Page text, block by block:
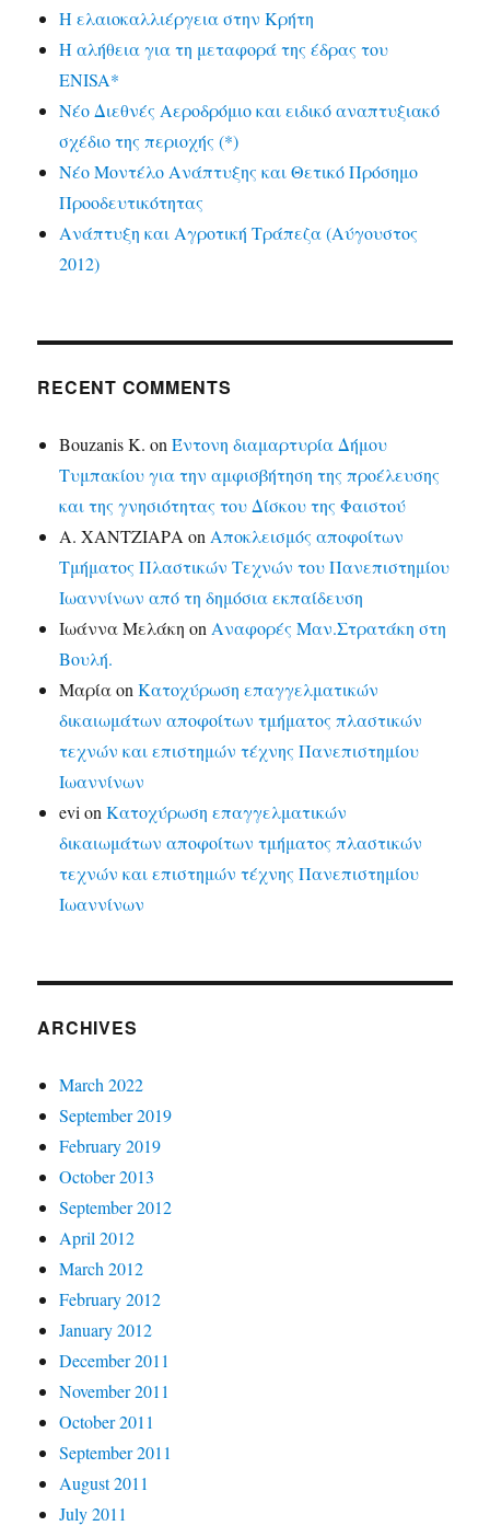
Η ελαιοκαλλιέργεια στην Κρήτη
Η αλήθεια για τη μεταφορά της έδρας του
ENISA*
Νέο Διεθνές Αεροδρόμιο και ειδικό αναπτυξιακό
σχέδιο της περιοχής (*)
Νέο Μοντέλο Ανάπτυξης και Θετικό Πρόσημο
Προοδευτικότητας
Ανάπτυξη και Αγροτική Τράπεζα (Αύγουστος
2012)
RECENT COMMENTS
Bouzanis K. onΈντονη διαμαρτυρία Δήμου
Τυμπακίου για την αμφισβήτηση της προέλευσης
και της γνησιότητας του Δίσκου της Φαιστού
Α. ΧΑΝΤΖΙΑΡΑ on Αποκλεισμός αποφοίτων
Τμήματος Πλαστικών Τεχνών του Πανεπιστημίου
Ιωαννίνων από τη δημόσια εκπαίδευση
Ιωάννα Μελάκη on Αναφορές Μαν.Στρατάκη στη
Βουλή.
ΜαρίαonΚατοχύρωση επαγγελματικών
δικαιωμάτων αποφοίτων τμήματος πλαστικών
τεχνών και επιστημών τέχνης Πανεπιστημίου
Ιωαννίνων
evi onΚατοχύρωση επαγγελματικών
δικαιωμάτων αποφοίτων τμήματος πλαστικών
τεχνών και επιστημών τέχνης Πανεπιστημίου
Ιωαννίνων
ARCHIVES
March 2022
September 2019
February 2019
October 2013
September 2012
April 2012
March 2012
February 2012
January 2012
December 2011
November 2011
October 2011
September 2011
August 2011
July 2011